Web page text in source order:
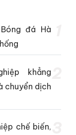
Bóng đá Hà
khẳng
chuyển dịch
chế biến,